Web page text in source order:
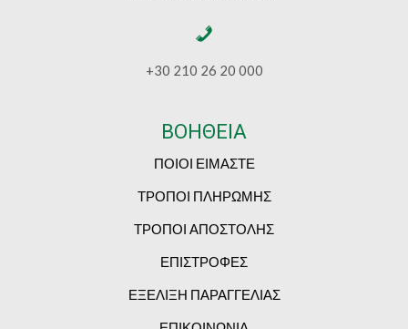
+30 210 26 20 000
ΒΟΗΘΕΙΑ
ΠΟΙΟΙ ΕΙΜΑΣΤΕ
ΤΡΟΠΟΙ ΠΛΗΡΩΜΗΣ
ΤΡΟΠΟΙ ΑΠΟΣΤΟΛΗΣ
ΕΠΙΣΤΡΟΦΕΣ
ΕΞΕΛΙΞΗ ΠΑΡΑΓΓΕΛΙΑΣ